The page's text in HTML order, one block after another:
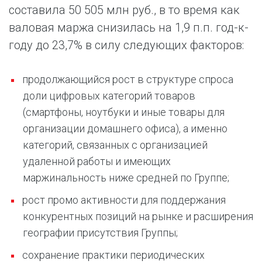
составила 50 505 млн руб., в то время как
валовая маржа снизилась на 1,9 п.п. год-к-
году до 23,7% в силу следующих факторов:
продолжающийся рост в структуре спроса
доли цифровых категорий товаров
(смартфоны, ноутбуки и иные товары для
организации домашнего офиса), а именно
категорий, связанных с организацией
удаленной работы и имеющих
маржинальность ниже средней по Группе;
рост промо активности для поддержания
конкурентных позиций на рынке и расширения
географии присутствия Группы;
сохранение практики периодических